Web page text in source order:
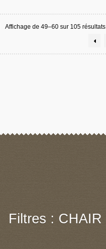
Affichage de 49–60 sur 105 résultats
Filtres : CHAIR